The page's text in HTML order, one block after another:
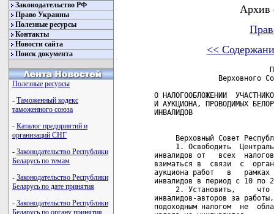
Законодательство РФ
Право Украины
Полезные ресурсы
Контакты
Новости сайта
Поиск документа
Полезные ресурсы
- Таможенный кодекс
таможенного союза
- Каталог предприятий и
организаций СНГ
- Законодательство Республики
Беларусь по темам
- Законодательство Республики
Беларусь по дате принятия
- Законодательство Республики
Беларусь по органу принятия
Архив
<<
Верховного
О НАЛОГООБЛОЖЕНИИ
И АУКЦИОНА, ПРОВОДИМЫХ
ИНВАЛИДОВ
Верховный Совет
1. Освободить
инвалидов от   всех
взиматься в  связи  с
аукциона работ   в   рамках
инвалидов в период с 10 по
2. Установить,     что
инвалидов-авторов за
подоходным налогом  не